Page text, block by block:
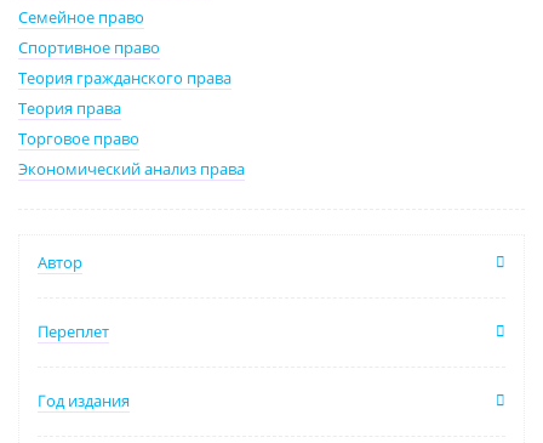
Семейное право
Спортивное право
Теория гражданского права
Теория права
Торговое право
Экономический анализ права
Автор
Переплет
Год издания